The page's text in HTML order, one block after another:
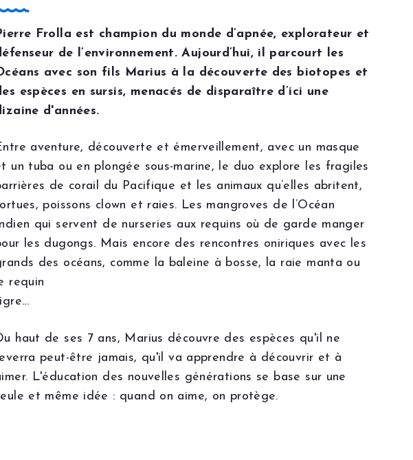
Frolla est champion du monde d’apnée, explorateur et
de l’environnement. Aujourd’hui, il parcourt les
avec son fils Marius à la découverte des biotopes et
espèces en sursis, menacés de disparaître d’ici une
d'années.
aventure, découverte et émerveillement, avec un masque
un tuba ou en plongée sous-marine, le duo explore les fragiles
de corail du Pacifique et les animaux qu’elles abritent,
poissons clown et raies. Les mangroves de l’Océan
qui servent de nurseries aux requins où de garde manger
les dugongs. Mais encore des rencontres oniriques avec les
des océans, comme la baleine à bosse, la raie manta ou
requin
haut de ses 7 ans, Marius découvre des espèces qu'il ne
peut-être jamais, qu'il va apprendre à découvrir et à
L'éducation des nouvelles générations se base sur une
et même idée : quand on aime, on protège.